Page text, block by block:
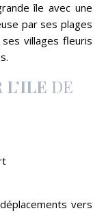
île avec une
par ses plages
villages fleuris
L’ILE DE
vers